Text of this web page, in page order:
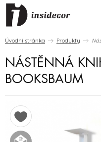
Úvodní stránka Produkty
NÁSTĚNNÁ
BOOKSBAUM